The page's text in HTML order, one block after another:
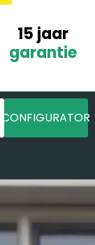
15 jaar
garantie
CONFIGURATOR